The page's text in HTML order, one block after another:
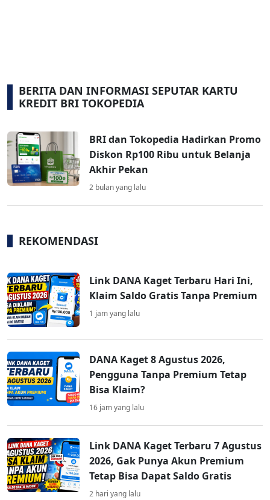
BERITA DAN INFORMASI SEPUTAR KARTU
KREDIT BRI TOKOPEDIA
BRI dan Tokopedia Hadirkan Promo
Diskon Rp100 Ribu untuk Belanja
Akhir Pekan
2 bulan yang lalu
REKOMENDASI
Link DANA Kaget Terbaru Hari Ini,
Klaim Saldo Gratis Tanpa Premium
1 jam yang lalu
DANA Kaget 8 Agustus 2026,
Pengguna Tanpa Premium Tetap
Bisa Klaim?
16 jam yang lalu
Link DANA Kaget Terbaru 7 Agustus
2026, Gak Punya Akun Premium
Tetap Bisa Dapat Saldo Gratis
2 hari yang lalu